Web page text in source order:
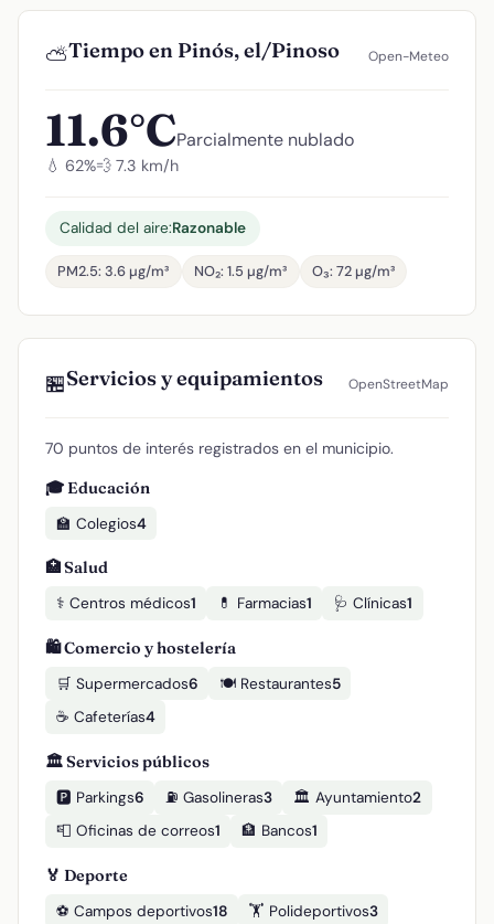
⛅Tiempo en Pinós, el/Pinoso Open-Meteo
11.6°CParcialmente nublado
💧 62%💨 7.3 km/h
Calidad del aire:Razonable
PM2.5: 3.6 µg/m³ NO₂: 1.5 µg/m³ O₃: 72 µg/m³
🏪Servicios y equipamientos OpenStreetMap
70 puntos de interés registrados en el municipio.
🎓 Educación
🏫 Colegios4
🏥 Salud
⚕️ Centros médicos1 💊 Farmacias1 🩺 Clínicas1
🛍️ Comercio y hostelería
🛒 Supermercados6 🍽️ Restaurantes5
☕ Cafeterías4
🏛️ Servicios públicos
🅿️ Parkings6 ⛽ Gasolineras3 🏛️ Ayuntamiento2
📮 Oficinas de correos1 🏦 Bancos1
🏅 Deporte
⚽ Campos deportivos18 🏋️ Polideportivos3